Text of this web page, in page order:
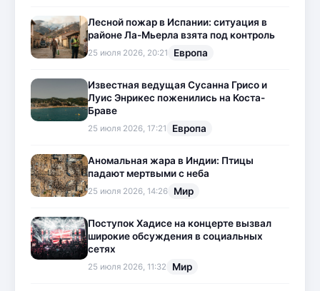
Лесной пожар в Испании: ситуация в
районе Ла-Мьерла взята под контроль
25 июля 2026, 20:21 Европа
Известная ведущая Сусанна Грисо и
Луис Энрикес поженились на Коста-
Браве
25 июля 2026, 17:21 Европа
Аномальная жара в Индии: Птицы
падают мертвыми с неба
25 июля 2026, 14:26 Мир
Поступок Хадисе на концерте вызвал
широкие обсуждения в социальных
сетях
25 июля 2026, 11:32 Мир